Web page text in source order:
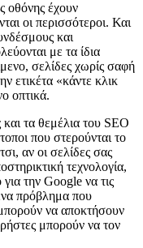
οθόνης έχουν
οι περισσότεροι. Και
και
με τα ίδια
σελίδες χωρίς σαφή
ετικέτα «κάντε κλικ
οπτικά.
τα θεμέλια του SEO
που στερούνται το
αν οι σελίδες σας
τεχνολογία,
για την Google να τις
ένα πρόβλημα που
να αποκτήσουν
μπορούν να τον